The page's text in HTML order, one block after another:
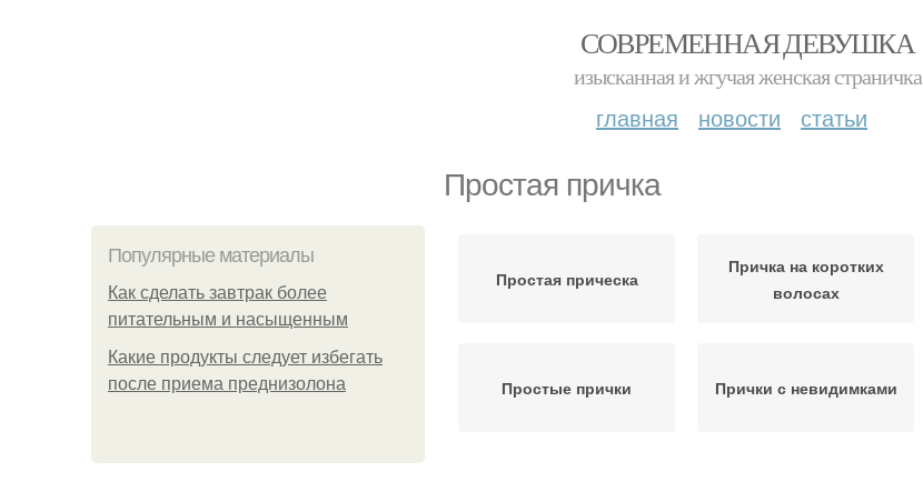
СОВРЕМЕННАЯ ДЕВУШКА
изысканная и жгучая женская страничка
главная новости статьи
Простая причка
Популярные материалы
Как сделать завтрак более
питательным и насыщенным
Какие продукты следует избегать
после приема преднизолона
Простая прическа
Причка на коротких
волосах
Простые прички Прички с невидимками